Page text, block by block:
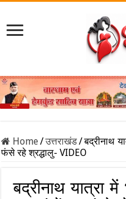
Home/उत्तराखंड/बद्रीनाथ
फंसे रहे श्रद्धालु- VIDEO
बद्रीनाथ यात्रा